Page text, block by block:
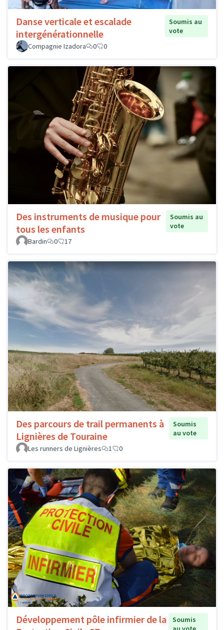
Danse verticale et escalade
intergénérationnelle
Soumis au
vote
Compagnie Izadora
0 0
Des instruments de musique pour
tous les enfants
Soumis au
vote
Bardin
0 17
Des parcours de trail permanents à
Lignières de Touraine
Soumis
au vote
Les runners de Lignières
1 0
Développement pôle infirmier de la
Soumis